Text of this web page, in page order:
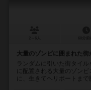
大量のゾンビに囲まれた
ランダムに引いた街タイ
に配置される大量のゾン
に、生きてヘリポートま